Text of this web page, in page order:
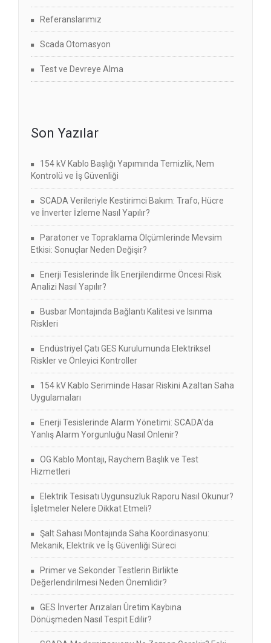
Referanslarımız
Scada Otomasyon
Test ve Devreye Alma
Son Yazılar
154 kV Kablo Başlığı Yapımında Temizlik, Nem
Kontrolü ve İş Güvenliği
SCADA Verileriyle Kestirimci Bakım: Trafo, Hücre
ve İnverter İzleme Nasıl Yapılır?
Paratoner ve Topraklama Ölçümlerinde Mevsim
Etkisi: Sonuçlar Neden Değişir?
Enerji Tesislerinde İlk Enerjilendirme Öncesi Risk
Analizi Nasıl Yapılır?
Busbar Montajında Bağlantı Kalitesi ve Isınma
Riskleri
Endüstriyel Çatı GES Kurulumunda Elektriksel
Riskler ve Önleyici Kontroller
154 kV Kablo Seriminde Hasar Riskini Azaltan Saha
Uygulamaları
Enerji Tesislerinde Alarm Yönetimi: SCADA’da
Yanlış Alarm Yorgunluğu Nasıl Önlenir?
OG Kablo Montajı, Raychem Başlık ve Test
Hizmetleri
Elektrik Tesisatı Uygunsuzluk Raporu Nasıl Okunur?
İşletmeler Nelere Dikkat Etmeli?
Şalt Sahası Montajında Saha Koordinasyonu:
Mekanik, Elektrik ve İş Güvenliği Süreci
Primer ve Sekonder Testlerin Birlikte
Değerlendirilmesi Neden Önemlidir?
GES İnverter Arızaları Üretim Kaybına
Dönüşmeden Nasıl Tespit Edilir?